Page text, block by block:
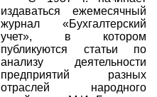
издаваться ежемесячный
журнал «Бухгалтерский
учет», в котором
публикуются статьи по
анализу деятельности
предприятий разных
отраслей народного